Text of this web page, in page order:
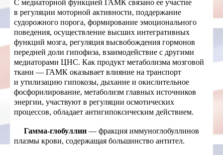
С медиаторной функцией ГАМК связано ее участие
в регуляции моторной активности, поддержание
судорожного порога, формирование эмоционального
поведения, осуществление высших интегративных
функций мозга, регуляция высвобождения гормонов
передней доли гипофиза, взаимодействие с другими
медиаторами ЦНС. Как продукт метаболизма мозговой
ткани — ГАМК оказывает влияние на транспорт
и утилизацию гипокозы, дыхание и окислительное
фосфорилирование, метаболизм главных источников
энергии, участвуют в регуляции осмотических
процессов, обладает антигипоксическим действием.
Гамма-глобуллин — фракция иммуноглобуллинов
плазмы крови, содержащая большинство антител.